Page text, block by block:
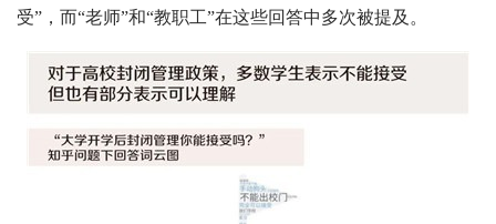
受”，而“老师”和“教职工”在这些回答中多次被提及。